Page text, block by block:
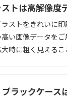
トは高解像度
ストをきれいに
い画像データを
時に粗く見えるこ
ラックケース